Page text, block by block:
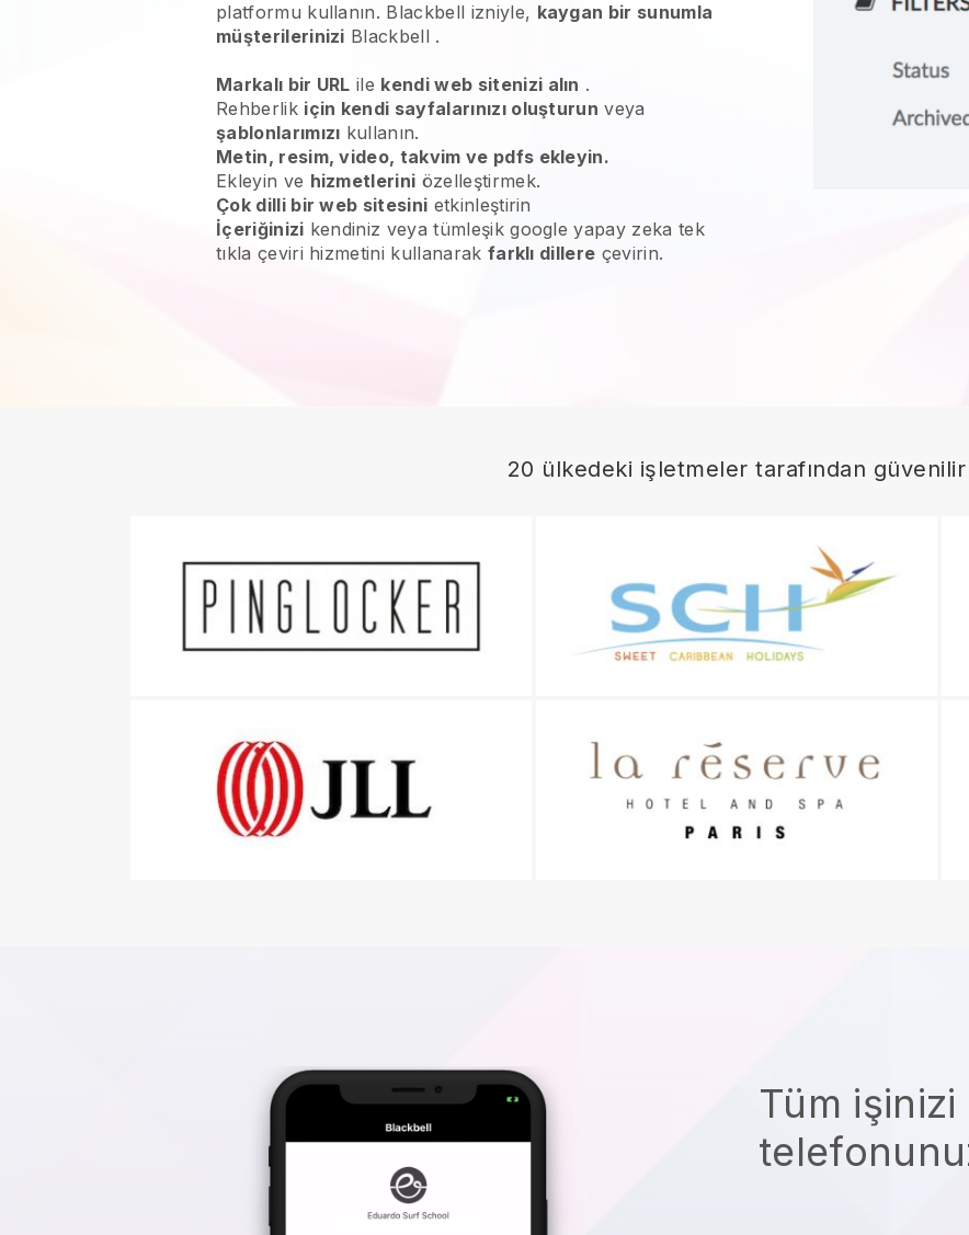
platformu kullanın. Blackbell izniyle, kaygan bir sunumla
müşterilerinizi Blackbell .
Markalı bir URL ile kendi web sitenizi alın .
Rehberlik için kendi sayfalarınızı oluşturun veya
şablonlarımızı kullanın.
Metin, resim, video, takvim ve pdfs ekleyin.
Ekleyin ve hizmetlerini özelleştirmek.
Çok dilli bir web sitesini etkinleştirin
İçeriğinizi kendiniz veya tümleşik google yapay zeka tek
tıkla çeviri hizmetini kullanarak farklı dillere çevirin.
20 ülkedeki işletmeler tarafından güvenilir
Tüm işinizi